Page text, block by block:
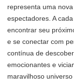
representa uma
espectadores. A
encontrar seu
e se conectar com
contínua de
emocionantes e
maravilhoso universo